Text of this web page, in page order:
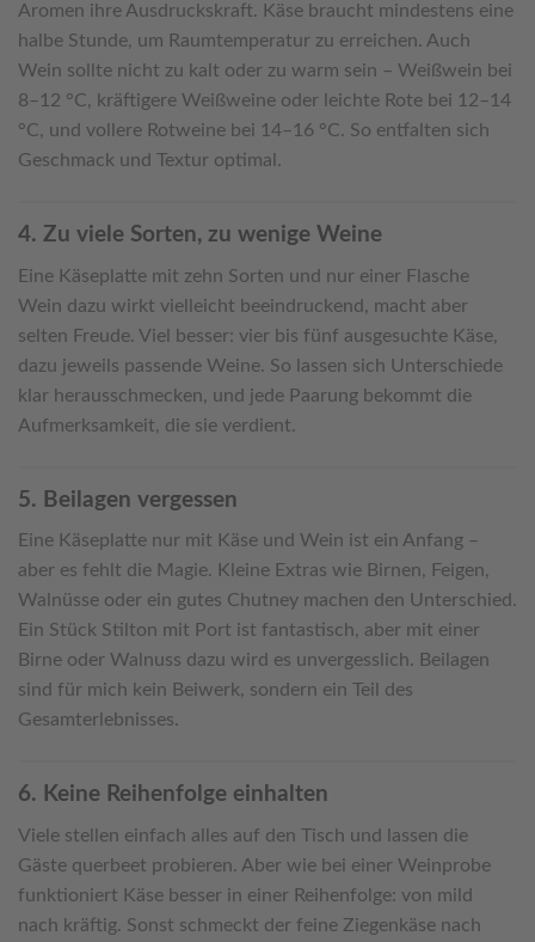
Aromen ihre Ausdruckskraft. Käse braucht mindestens eine
halbe Stunde, um Raumtemperatur zu erreichen. Auch
Wein sollte nicht zu kalt oder zu warm sein – Weißwein bei
8–12 °C, kräftigere Weißweine oder leichte Rote bei 12–14
°C, und vollere Rotweine bei 14–16 °C. So entfalten sich
Geschmack und Textur optimal.
4. Zu viele Sorten, zu wenige Weine
Eine Käseplatte mit zehn Sorten und nur einer Flasche
Wein dazu wirkt vielleicht beeindruckend, macht aber
selten Freude. Viel besser: vier bis fünf ausgesuchte Käse,
dazu jeweils passende Weine. So lassen sich Unterschiede
klar herausschmecken, und jede Paarung bekommt die
Aufmerksamkeit, die sie verdient.
5. Beilagen vergessen
Eine Käseplatte nur mit Käse und Wein ist ein Anfang –
aber es fehlt die Magie. Kleine Extras wie Birnen, Feigen,
Walnüsse oder ein gutes Chutney machen den Unterschied.
Ein Stück Stilton mit Port ist fantastisch, aber mit einer
Birne oder Walnuss dazu wird es unvergesslich. Beilagen
sind für mich kein Beiwerk, sondern ein Teil des
Gesamterlebnisses.
6. Keine Reihenfolge einhalten
Viele stellen einfach alles auf den Tisch und lassen die
Gäste querbeet probieren. Aber wie bei einer Weinprobe
funktioniert Käse besser in einer Reihenfolge: von mild
nach kräftig. Sonst schmeckt der feine Ziegenkäse nach